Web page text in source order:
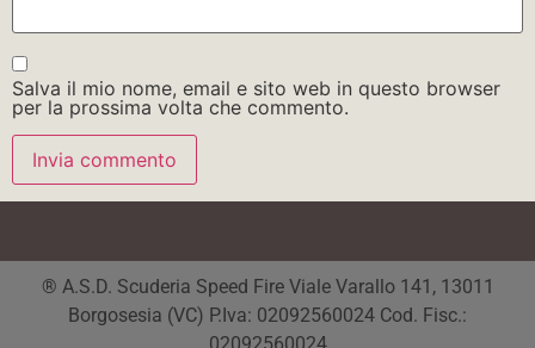
Salva il mio nome, email e sito web in questo browser
per la prossima volta che commento.
® A.S.D. Scuderia Speed Fire Viale Varallo 141, 13011
Borgosesia (VC) P.Iva: 02092560024 Cod. Fisc.: